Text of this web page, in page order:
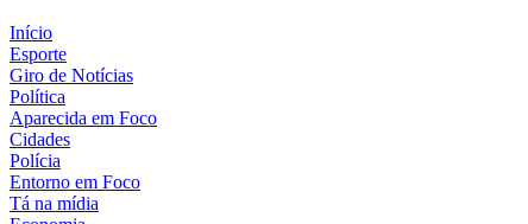
Início
Esporte
Giro de Notícias
Política
Aparecida em Foco
Cidades
Polícia
Entorno em Foco
Tá na mídia